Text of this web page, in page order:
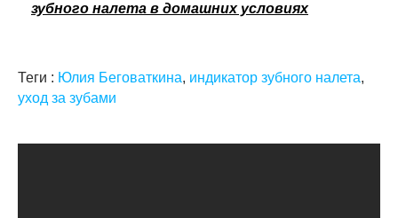
зубного налета в домашних условиях
Теги : Юлия Беговаткина, индикатор зубного налета,
уход за зубами